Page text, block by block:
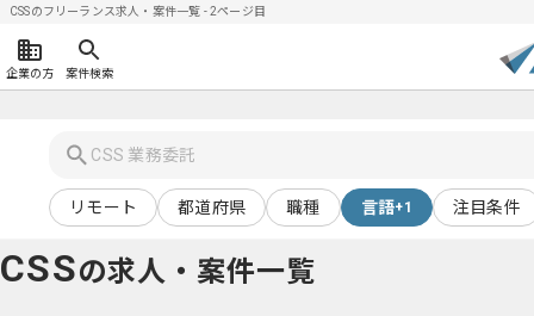
CSSのフリーランス求人・案件一覧 - 2ページ目
企業の方 案件検索
リモート 都道府県 職種 言語+1 注目条件
CSSの求人・案件一覧